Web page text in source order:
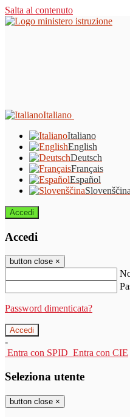
Salta al contenuto
Italiano
Italiano
English
Deutsch
Français
Español
Slovenščina
Accedi
Accedi
button close ×
Password dimenticata?
-
Entra con SPID Entra con CIE
Seleziona utente
button close ×